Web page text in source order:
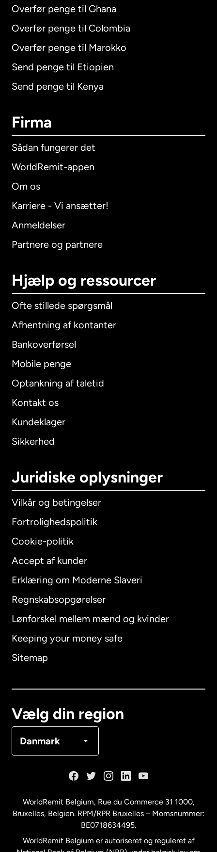
Overfør penge til Ghana
Overfør penge til Colombia
Overfør penge til Marokko
Send penge til Etiopien
Send penge til Kenya
Firma
Sådan fungerer det
WorldRemit-appen
Om os
Karriere - Vi ansætter!
Anmeldelser
Partnere og partnere
Hjælp og ressourcer
Ofte stillede spørgsmål
Afhentning af kontanter
Bankoverførsel
Mobile penge
Optankning af taletid
Kontakt os
Kundeklager
Sikkerhed
Juridiske oplysninger
Vilkår og betingelser
Fortrolighedspolitik
Cookie-politik
Accept af kunder
Erklæring om Moderne Slaveri
Regnskabsopgørelser
Lønforskel mellem mænd og kvinder
Keeping your money safe
Sitemap
Vælg din region
Danmark
International English
Australien
Malaysia
WorldRemit Belgium, Rue du Commerce 31 1000,
Bruxelles, Belgien. RPM/RPR Bruxelles – Momsnummer:
BE0718634495.
WorldRemit Belgium er autoriseret og reguleret af